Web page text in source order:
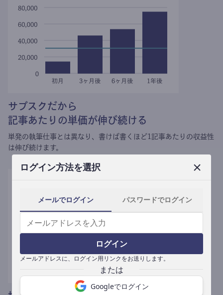
ログイン方法を選択
メールでログイン パスワードでログイン
ログイン
メールアドレスに、ログイン用リンクをお送りします。
Googleでログイン
サブスクだから
記事あたりの単価が伸び続ける
単発の執筆仕事とは異なり、 書けば書くほど1記事あたりの収益性
は伸び続けます。